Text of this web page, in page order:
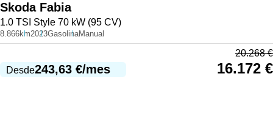
Skoda Fabia
1.0 TSI Style 70 kW (95 CV)
8.866km2023GasolinaManual
Desde243,63 €/mes
20.268€
16.172 €